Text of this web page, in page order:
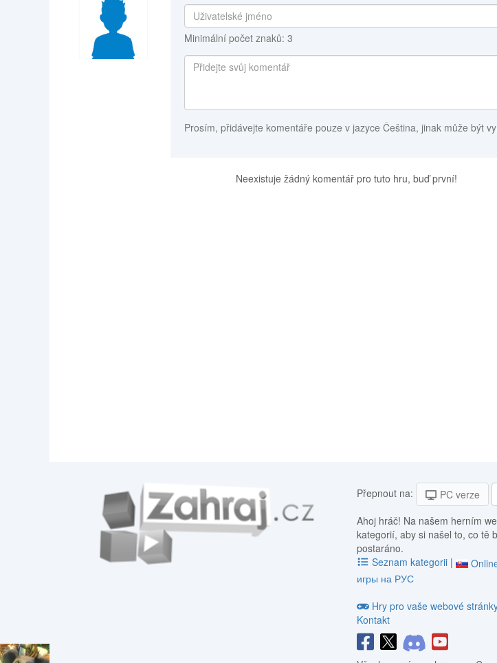
Minimální počet znaků: 3
Prosím, přidávejte komentáře pouze v jazyce Čeština, jinak může být
Neexistuje žádný komentář pro tuto hru, buď první!
Přepnout na: PC verze
Ahoj hráč! Na našem herním
kategorií, aby si našel to, co tě
postaráno.
Seznam kategorii |
игры на РУС
Hry pro vaše webové
Kontakt